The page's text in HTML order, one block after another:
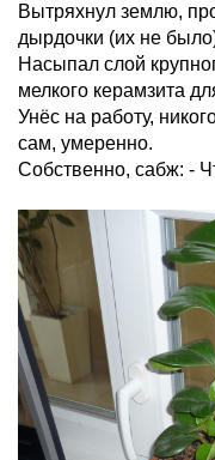
Вытряхнул землю,
дырдочки (их не
Насыпал слой
мелкого керамзита
Унёс на работу,
сам, умеренно.
Собственно, сабж: -